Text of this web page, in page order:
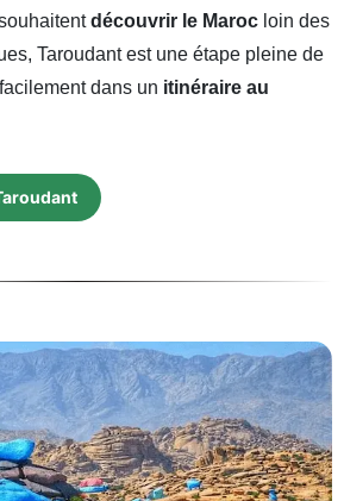
découvrir le Maroc loin des
Taroudant est une étape pleine de
dans un itinéraire au